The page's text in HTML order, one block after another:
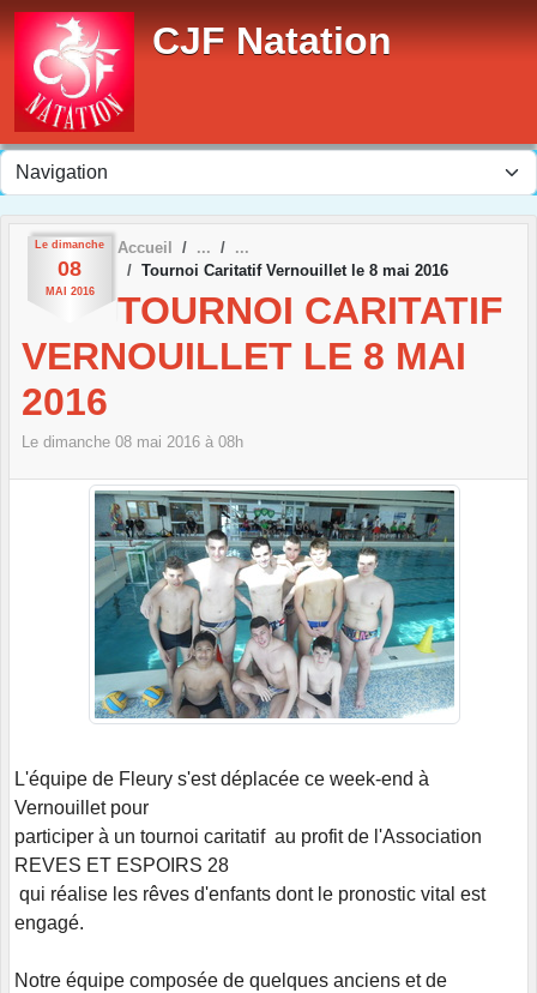
CJF Natation
Le dimanche
08
MAI 2016
Accueil
Tournoi Caritatif Vernouillet le 8 mai 2016
TOURNOI CARITATIF
VERNOUILLET LE 8 MAI
2016
Le dimanche 08 mai 2016 à 08h
L'équipe de Fleury s'est déplacée ce week-end à
Vernouillet pour
participer à un tournoi caritatif au profit de l'Association
REVES ET ESPOIRS 28
qui réalise les rêves d'enfants dont le pronostic vital est
engagé.
Notre équipe composée de quelques anciens et de
Panneau de gestion des cookies